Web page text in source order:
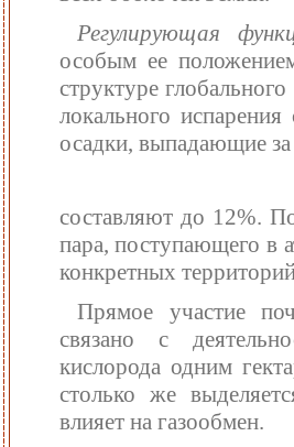
Регулирующая
особым ее
структуре
локального
осадки, выпадающие за
составляют до 12%.
пара, поступающего в
конкретных
Прямое участие
связано с
кислорода одним
столько же
влияет на газообмен.